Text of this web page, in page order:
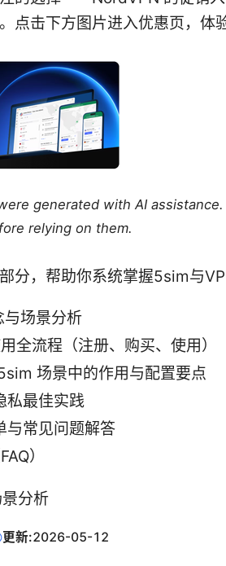
点击下方图片进入优惠页，体
generated with AI
relying on them.
分，帮助你系统掌握5sim与
与场景分析
全流程（注册、购买、使用）
场景中的作用与配置要点
私最佳实践
与常见问题解答
）
分析
更新:2026-05-12